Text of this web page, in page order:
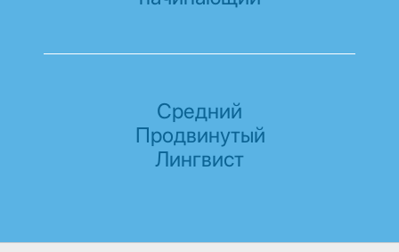
Средний
Продвинутый
Лингвист